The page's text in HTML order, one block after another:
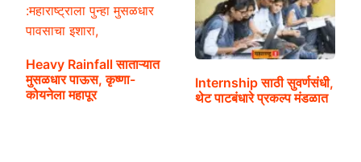
Heavy Rainfall साताऱ्यात
मुसळधार पाऊस, कृष्णा-
कोयनेला महापूर
Internship साठी सुवर्णसंधी,
थेट पाटबंधारे प्रकल्प मंडळात